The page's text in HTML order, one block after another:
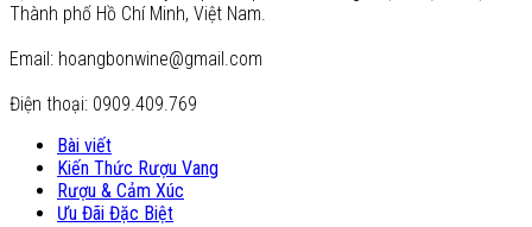
Thành phố Hồ Chí Minh, Việt Nam.
Email: hoangbonwine@gmail.com
Điện thoại: 0909.409.769
Bài viết
Kiến Thức Rượu Vang
Rượu & Cảm Xúc
Ưu Đãi Đặc Biệt